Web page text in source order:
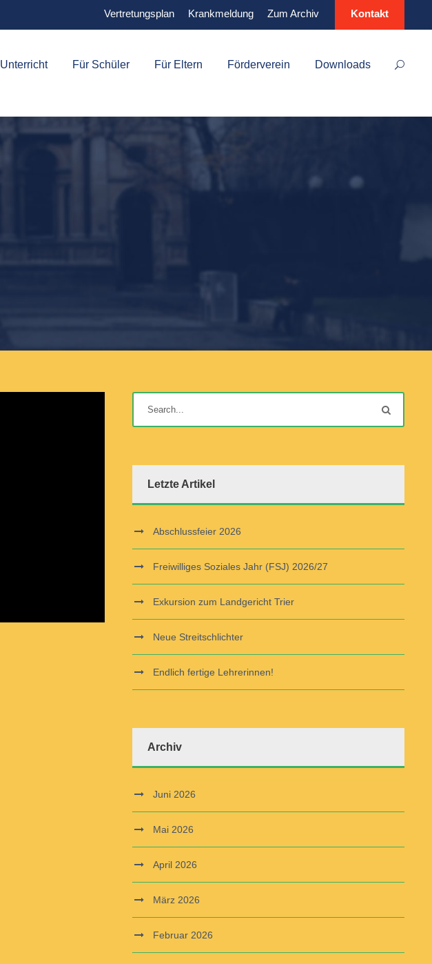
Vertretungsplan Krankmeldung Zum Archiv Kontakt
Unterricht Für Schüler Für Eltern Förderverein Downloads
Letzte Artikel
Abschlussfeier 2026
Freiwilliges Soziales Jahr (FSJ) 2026/27
Exkursion zum Landgericht Trier
Neue Streitschlichter
Endlich fertige Lehrerinnen!
Archiv
Juni 2026
Mai 2026
April 2026
März 2026
Februar 2026